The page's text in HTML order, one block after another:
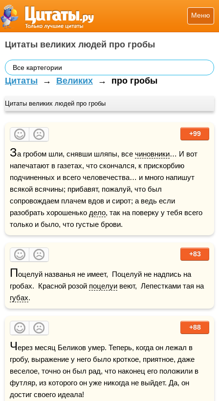
Меню
Цитаты великих людей про гробы
Все картегории
Цитаты → Великих → про гробы
Цитаты великих людей про гробы
+99
За гробом шли, снявши шляпы, все чиновники… И вот
напечатают в газетах, что скончался, к прискорбию
подчиненных и всего человечества… и много напишут
всякой всячины; прибавят, пожалуй, что был
сопровождаем плачем вдов и сирот; а ведь если
разобрать хорошенько дело, так на поверку у тебя всего
только и было, что густые брови.
+83
Поцелуй названья не имеет,  Поцелуй не надпись на
гробах.  Красной розой поцелуи
губах.
+88
Через месяц Беликов умер. Теперь, когда он лежал в
гробу, выражение у него было кроткое, приятное, даже
веселое, точно он был рад, что наконец его положили в
футляр, из которого он уже никогда не выйдет. Да, он
достиг своего идеала!